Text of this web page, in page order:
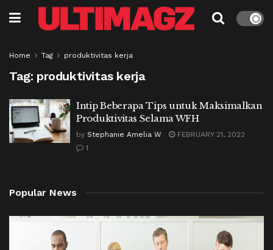
Home Tag produktivitas kerja
Tag: produktivitas kerja
Intip Beberapa Tips untuk Maksimalkan
Produktivitas Selama WFH
by Stephanie Amelia W
FEBRUARY 21, 2022
1
Popular News